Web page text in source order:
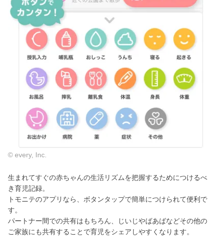
© every, Inc.
生まれてすぐの赤ちゃんの生活リズムを把握するためにつけるべ
き育児記録。
トモニテのアプリなら、ボタンタップで簡単につけられて便利で
す。
パートナー間での共有はもちろん、じいじやばあばなどその他の
ご家族にも共有することで育児をシェアしやすくなります。